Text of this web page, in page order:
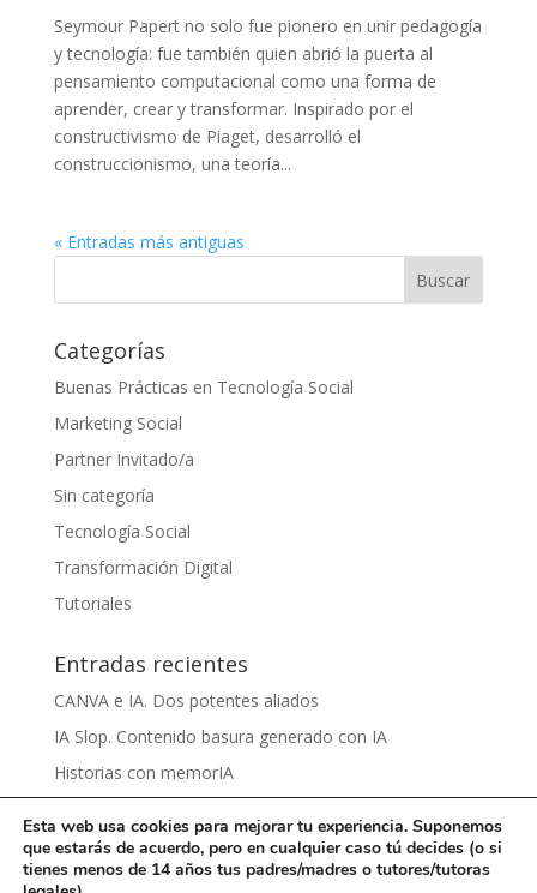
Seymour Papert no solo fue pionero en unir pedagogía
y tecnología: fue también quien abrió la puerta al
pensamiento computacional como una forma de
aprender, crear y transformar. Inspirado por el
constructivismo de Piaget, desarrolló el
construccionismo, una teoría...
« Entradas más antiguas
Categorías
Buenas Prácticas en Tecnología Social
Marketing Social
Partner Invitado/a
Sin categoría
Tecnología Social
Transformación Digital
Tutoriales
Entradas recientes
CANVA e IA. Dos potentes aliados
IA Slop. Contenido basura generado con IA
Historias con memorIA
Ciberbullying by Damaris Grijalva
Esta web usa cookies para mejorar tu experiencia. Suponemos
que estarás de acuerdo, pero en cualquier caso tú decides (o si
tienes menos de 14 años tus padres/madres o tutores/tutoras